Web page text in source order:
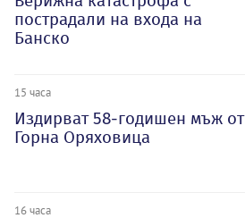
пострадали на входа на
Банско
15 часа
Издирват 58-годишен мъж от
Горна Оряховица
16 часа